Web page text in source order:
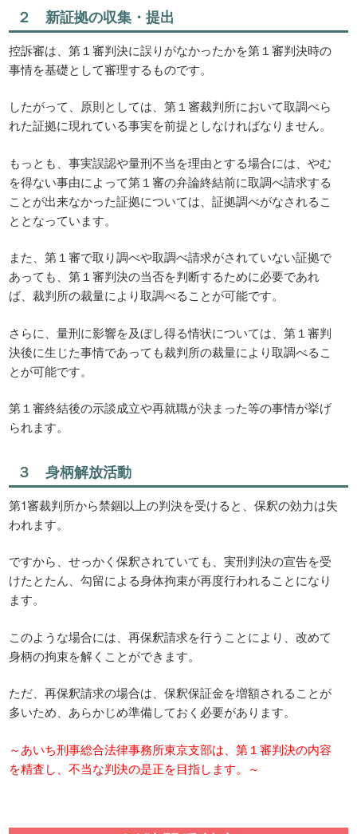
２ 新証拠の収集・提出
控訴審は、第１審判決に誤りがなかったかを第１審判決時の
事情を基礎として審理するものです。
したがって、原則としては、第１審裁判所において取調べら
れた証拠に現れている事実を前提としなければなりません。
もっとも、事実誤認や量刑不当を理由とする場合には、やむ
を得ない事由によって第１審の弁論終結前に取調べ請求する
ことが出来なかった証拠については、証拠調べがなされるこ
ととなっています。
また、第１審で取り調べや取調べ請求がされていない証拠で
あっても、第１審判決の当否を判断するために必要であれ
ば、裁判所の裁量により取調べることが可能です。
さらに、量刑に影響を及ぼし得る情状については、第１審判
決後に生じた事情であっても裁判所の裁量により取調べるこ
とが可能です。
第１審終結後の示談成立や再就職が決まった等の事情が挙げ
られます。
３ 身柄解放活動
第1審裁判所から禁錮以上の判決を受けると、保釈の効力は失
われます。
ですから、せっかく保釈されていても、実刑判決の宣告を受
けたとたん、勾留による身体拘束が再度行われることになり
ます。
このような場合には、再保釈請求を行うことにより、改めて
身柄の拘束を解くことができます。
ただ、再保釈請求の場合は、保釈保証金を増額されることが
多いため、あらかじめ準備しておく必要があります。
～あいち刑事総合法律事務所東京支部は、第１審判決の内容
を精査し、不当な判決の是正を目指します。～